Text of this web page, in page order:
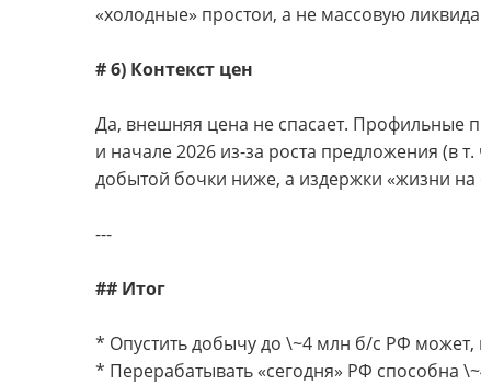
«холодные» простои, а не массовую
# 6) Контекст цен
Да, внешняя цена не спасает. Профильные
и начале 2026 из-за роста предложения (в
добытой бочки ниже, а издержки «жизни
---
## Итог
* Опустить добычу до \~4 млн б/с РФ может,
* Перерабатывать «сегодня» РФ способна